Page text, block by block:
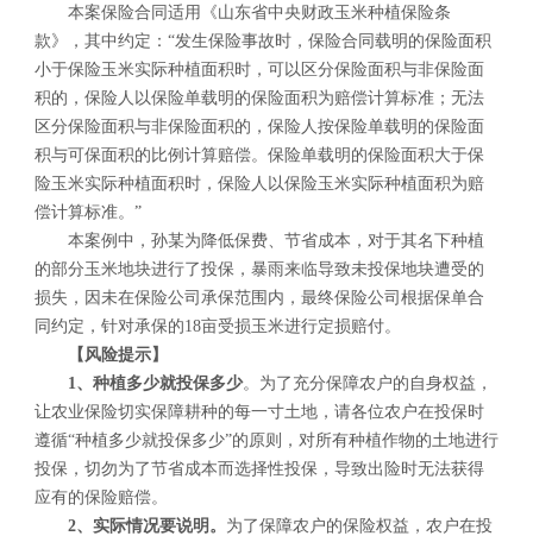
本案保险合同适用《山东省中央财政玉米种植保险条
款》，其中约定：“发生保险事故时，保险合同载明的保险面积
小于保险玉米实际种植面积时，可以区分保险面积与非保险面
积的，保险人以保险单载明的保险面积为赔偿计算标准；无法
区分保险面积与非保险面积的，保险人按保险单载明的保险面
积与可保面积的比例计算赔偿。保险单载明的保险面积大于保
险玉米实际种植面积时，保险人以保险玉米实际种植面积为赔
偿计算标准。”
本案例中，孙某为降低保费、节省成本，对于其名下种植
的部分玉米地块进行了投保，暴雨来临导致未投保地块遭受的
损失，因未在保险公司承保范围内，最终保险公司根据保单合
同约定，针对承保的18亩受损玉米进行定损赔付。
【风险提示】
1、种植多少就投保多少。为了充分保障农户的自身权益，
让农业保险切实保障耕种的每一寸土地，请各位农户在投保时
遵循“种植多少就投保多少”的原则，对所有种植作物的土地进行
投保，切勿为了节省成本而选择性投保，导致出险时无法获得
应有的保险赔偿。
2、实际情况要说明。 为了保障农户的保险权益，农户在投